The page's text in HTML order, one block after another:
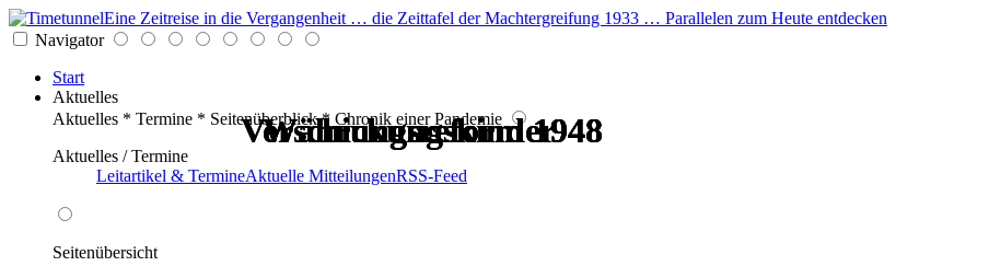
Eine Zeitreise in die Vergangenheit … die Zeittafel der Machtergreifung 1933 … Parallelen zum Heute entdecken
Navigator
Start
Aktuelles
Aktuelles * Termine * Seitenüberblick * Chronik einer Pandemie
Aktuelles / Termine
Leitartikel & TermineAktuelle MitteilungenRSS-Feed
Seitenübersicht
Währungsreform 1948
Verschickungskinder
Währungsreform 1948
Währungsreform 1948
Verschickungskinder
Währungsreform 1948